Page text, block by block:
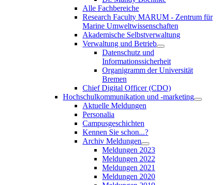
Alle Fachbereiche
Research Faculty MARUM - Zentrum für
Marine Umweltwissenschaften
Akademische Selbstverwaltung
Verwaltung und Betrieb
Datenschutz und
Informationssicherheit
Organigramm der Universität
Bremen
Chief Digital Officer (CDO)
Hochschulkommunikation und -marketing
Aktuelle Meldungen
Personalia
Campusgeschichten
Kennen Sie schon...?
Archiv Meldungen
Meldungen 2023
Meldungen 2022
Meldungen 2021
Meldungen 2020